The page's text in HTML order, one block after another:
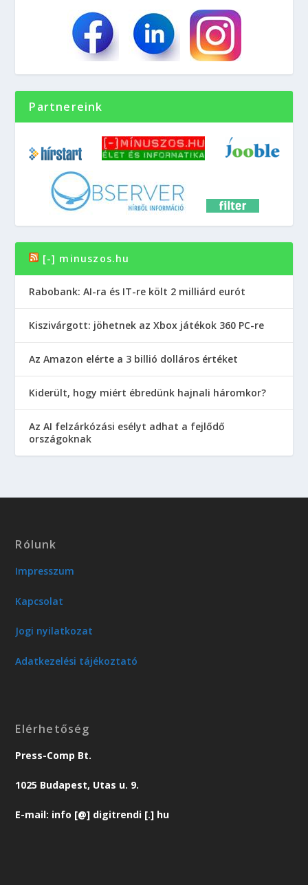
Partnereink
[-] minuszos.hu
Rabobank: AI-ra és IT-re költ 2 milliárd eurót
Kiszivárgott: jöhetnek az Xbox játékok 360 PC-re
Az Amazon elérte a 3 billió dolláros értéket
Kiderült, hogy miért ébredünk hajnali háromkor?
Az AI felzárkózási esélyt adhat a fejlődő
országoknak
Rólunk
Impresszum
Kapcsolat
Jogi nyilatkozat
Adatkezelési tájékoztató
Elérhetőség
Press-Comp Bt.
1025 Budapest, Utas u. 9.
E-mail: info [@] digitrendi [.] hu